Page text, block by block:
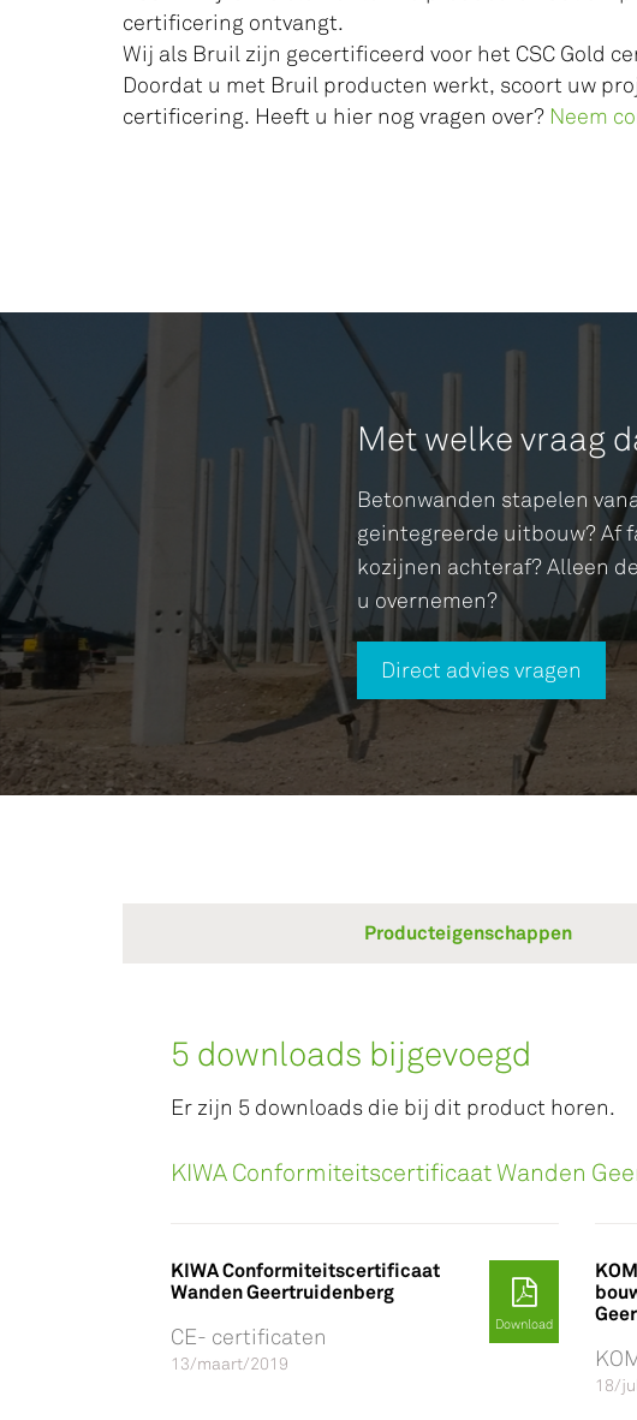
certificering ontvangt.
Wij als Bruil zijn gecertificeerd voor het CSC Gold
Doordat u met Bruil producten werkt, scoort uw
certificering. Heeft u hier nog vragen over? Neem
Met welke vraag
Betonwanden stapelen
geintegreerde uitbouw? Af
kozijnen achteraf? Alleen
u overnemen?
Direct advies vragen
Producteigenschappen
5 downloads bijgevoegd
Er zijn 5 downloads die bij dit product horen.
KIWA Conformiteitscertificaat Wanden
Download
KIWA Conformiteitscertificaat
Wanden Geertruidenberg
CE- certificaten
13/maart/2019
18/